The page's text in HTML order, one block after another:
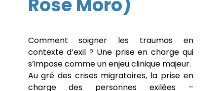
Rose Moro)
Comment soigner les traumas en
contexte d’exil ? Une prise en charge qui
s’impose comme un enjeu clinique majeur.
Au gré des crises migratoires, la prise en
charge des personnes exilées –